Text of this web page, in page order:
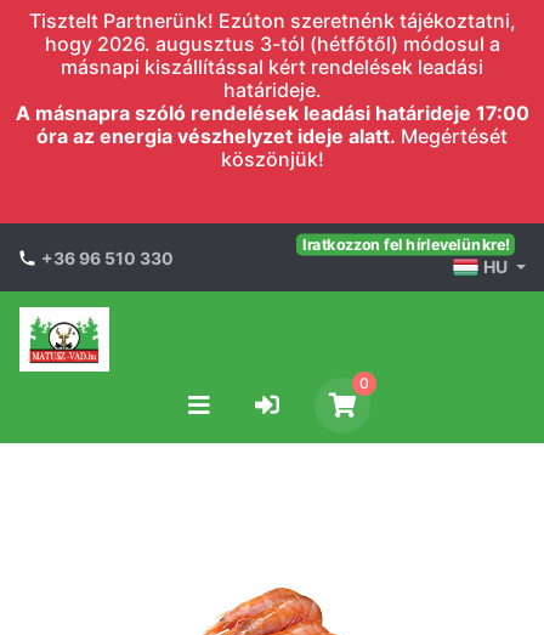
Tisztelt Partnerünk! Ezúton szeretnénk tájékoztatni,
hogy 2026. augusztus 3-tól (hétfőtől) módosul a
másnapi kiszállítással kért rendelések leadási
határideje.
A másnapra szóló rendelések leadási határideje 17:00
óra az energia vészhelyzet ideje alatt. Megértését
köszönjük!
+36 96 510 330
Iratkozzon fel hírlevelünkre!
HU
0